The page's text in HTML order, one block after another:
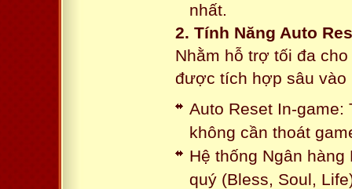
nhất.
2. Tính Năng Auto
Nhằm hỗ trợ tối đa
được tích hợp sâu vào
Auto Reset In-game:
không cần thoát
Hệ thống Ngân
quý (Bless, Soul,